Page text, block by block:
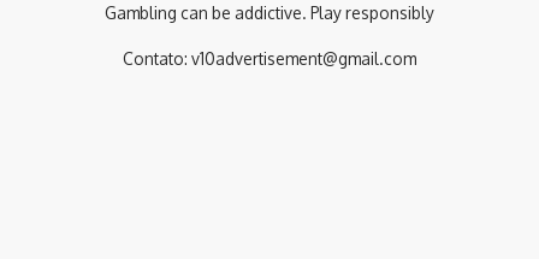
Gambling can be addictive. Play responsibly
Contato: v10advertisement@gmail.com